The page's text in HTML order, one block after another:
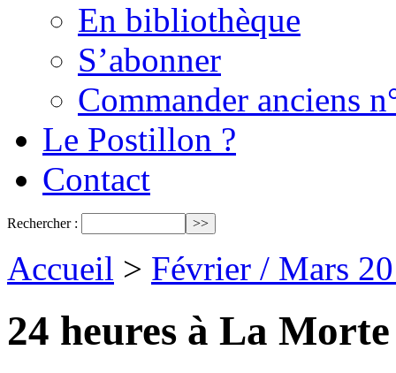
En bibliothèque
S’abonner
Commander anciens
Le Postillon ?
Contact
Rechercher :
Accueil > Février / Mars
24 heures à La Morte